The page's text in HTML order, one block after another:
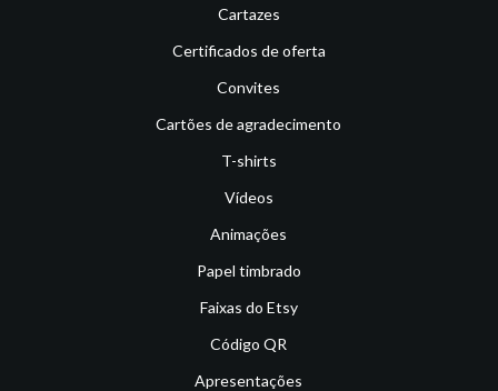
Cartazes
Certificados de oferta
Convites
Cartões de agradecimento
T-shirts
Vídeos
Animações
Papel timbrado
Faixas do Etsy
Código QR
Apresentações